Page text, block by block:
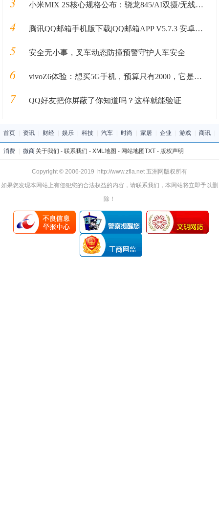
小米MIX 2S核心规格公布：骁龙845/AI双摄/无线快充
4 腾讯QQ邮箱手机版下载|QQ邮箱APP V5.7.3 安卓最新版 下载_当下软件园
5 安全无小事，叉车动态防撞预警守护人车安全
6 vivoZ6体验：想买5G手机，预算只有2000，它是个选择
7 QQ好友把你屏蔽了你知道吗？这样就能验证
首页 资讯 财经 娱乐 科技 汽车 时尚 家居 企业 游戏 商讯
消费 微商 关于我们 - 联系我们 - XML地图 - 网站地图TXT- 版权声明
Copyright © 2006-2019 http://www.zfla.net 五洲网版权所有
如果您发现本网站上有侵犯您的合法权益的内容，请联系我们，本网站将立即予以删
除！